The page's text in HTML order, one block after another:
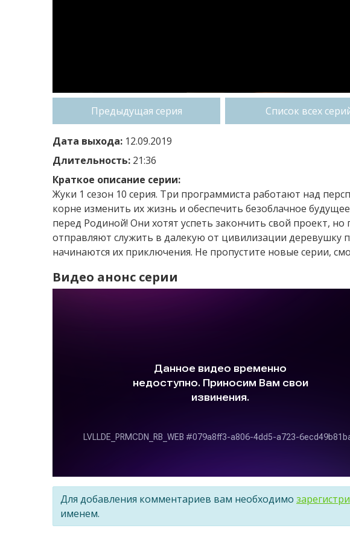
Предыдущая серия Список всех
Дата выхода: 12.09.2019
Длительность: 21:36
Краткое описание серии:
Жуки 1 сезон 10 серия. Три программиста работают над
корне изменить их жизнь и обеспечить безоблачное
перед Родиной! Они хотят успеть закончить свой проект,
отправляют служить в далекую от цивилизации деревушку
начинаются их приключения. Не пропустите новые серии,
Видео анонс серии
Для добавления комментариев вам необходимо
именем.